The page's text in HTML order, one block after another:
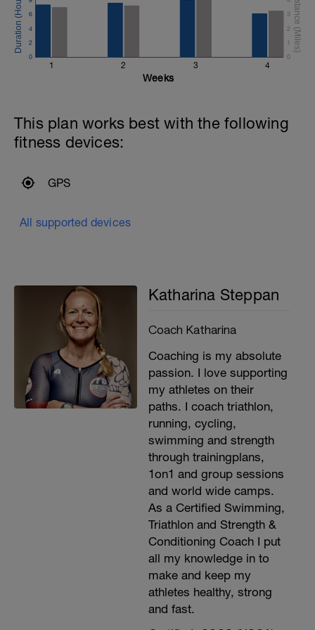
step with 8kg DB/KB, ideally single leg)
1 2 3 4
0
2
4
6
0
1
2
3
Weeks
This plan works best with the following
fitness devices:
GPS
All supported devices
Katharina Steppan
Coach Katharina
Coaching is my absolute
passion. I love supporting
my athletes on their
paths. I coach triathlon,
running, cycling,
swimming and strength
through trainingplans,
1on1 and group sessions
and world wide camps.
As a Certified Swimming,
Triathlon and Strength &
Conditioning Coach I put
all my knowledge in to
make and keep my
athletes healthy, strong
and fast.